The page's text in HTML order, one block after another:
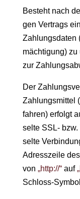
Beste­ht nach
gen Ver­trags
Zahlungs­dat­en
mäch­ti­gung)
zur
Der
Zahlungsmit­tel
fahren) erfol­gt
selte SSL-
selte
Adresszeile
von „http://“ auf
Schloss-